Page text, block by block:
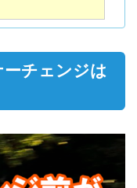
チェンジは